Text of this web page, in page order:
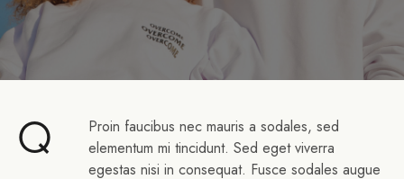
Q
Proin faucibus nec mauris a sodales, sed
elementum mi tincidunt. Sed eget viverra
egestas nisi in consequat. Fusce sodales augue